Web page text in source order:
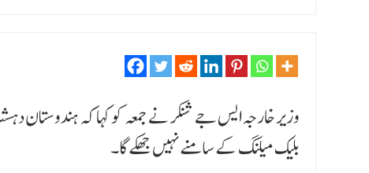
وزیر خارجہ ایس جے شنکر نے جمعہ کو کہا کہ ہندوستان
بلیک میلنگ کے سامنے نہیں جھکے گا۔